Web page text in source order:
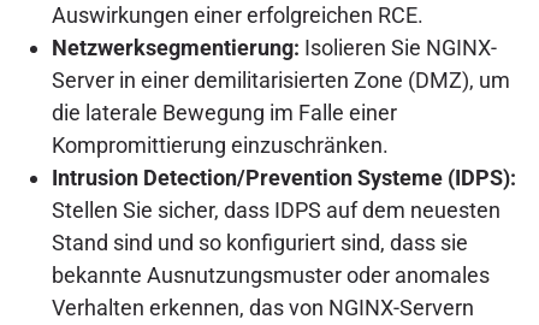
Auswirkungen einer erfolgreichen RCE.
Netzwerksegmentierung: Isolieren Sie NGINX-
Server in einer demilitarisierten Zone (DMZ), um
die laterale Bewegung im Falle einer
Kompromittierung einzuschränken.
Intrusion Detection/Prevention Systeme (IDPS):
Stellen Sie sicher, dass IDPS auf dem neuesten
Stand sind und so konfiguriert sind, dass sie
bekannte Ausnutzungsmuster oder anomales
Verhalten erkennen, das von NGINX-Servern